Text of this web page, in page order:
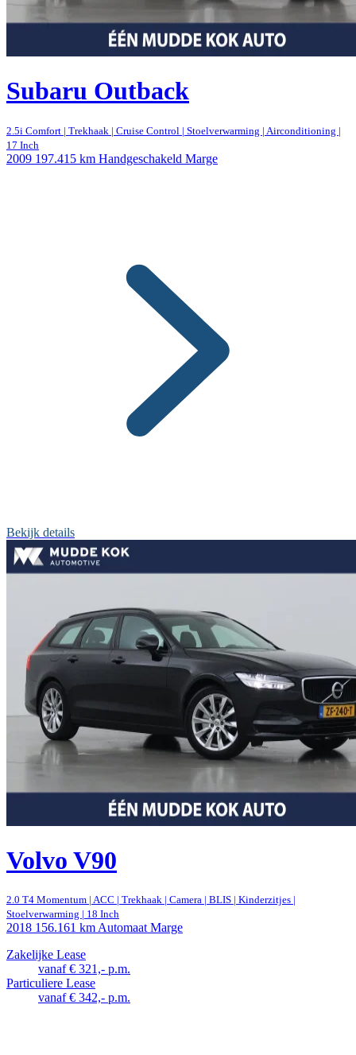
Subaru Outback
2.5i Comfort | Trekhaak | Cruise Control | Stoelverwarming | Airconditioning |
17 Inch
2009 197.415 km Handgeschakeld Marge
Bekijk details
Volvo V90
2.0 T4 Momentum | ACC | Trekhaak | Camera | BLIS | Kinderzitjes |
Stoelverwarming | 18 Inch
2018 156.161 kmAutomaatMarge
Zakelijke Lease
vanaf € 321,- p.m.
Particuliere Lease
vanaf € 342,- p.m.